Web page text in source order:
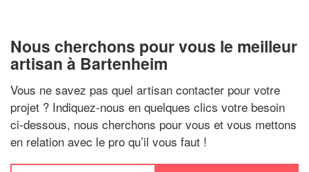
Nous cherchons pour vous le meilleur
artisan à Bartenheim
Vous ne savez pas quel artisan contacter pour votre
projet ? Indiquez-nous en quelques clics votre besoin
ci-dessous, nous cherchons pour vous et vous mettons
en relation avec le pro qu’il vous faut !